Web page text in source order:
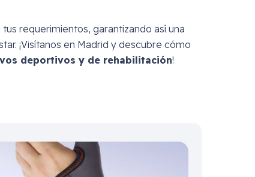
requerimientos, garantizando así una
¡Visítanos en Madrid y descubre cómo
deportivos y de rehabilitación!